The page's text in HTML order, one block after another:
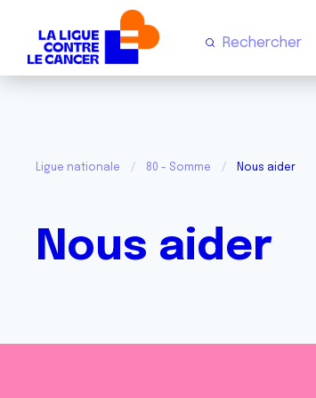
Ligue nationale 80 - Somme Nous aider
Nous aider